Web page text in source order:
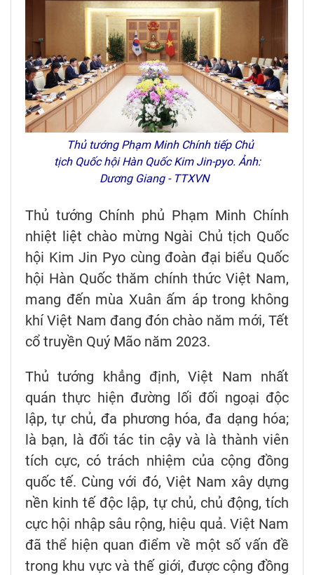
Thủ tướng Phạm Minh Chính tiếp Chủ
tịch Quốc hội Hàn Quốc Kim Jin-pyo. Ảnh:
Dương Giang - TTXVN
Thủ tướng Chính phủ Phạm Minh Chính
nhiệt liệt chào mừng Ngài Chủ tịch Quốc
hội Kim Jin Pyo cùng đoàn đại biểu Quốc
hội Hàn Quốc thăm chính thức Việt Nam,
mang đến mùa Xuân ấm áp trong không
khí Việt Nam đang đón chào năm mới, Tết
cổ truyền Quý Mão năm 2023.
Thủ tướng khẳng định, Việt Nam nhất
quán thực hiện đường lối đối ngoại độc
lập, tự chủ, đa phương hóa, đa dạng hóa;
là bạn, là đối tác tin cậy và là thành viên
tích cực, có trách nhiệm của cộng đồng
quốc tế. Cùng với đó, Việt Nam xây dựng
nền kinh tế độc lập, tự chủ, chủ động, tích
cực hội nhập sâu rộng, hiệu quả. Việt Nam
đã thể hiện quan điểm về một số vấn đề
trong khu vực và thế giới, được cộng đồng